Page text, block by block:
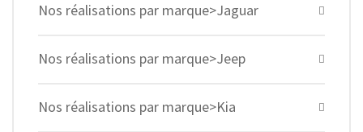
Nos réalisations par marque>Jaguar
Nos réalisations par marque>Jeep
Nos réalisations par marque>Kia